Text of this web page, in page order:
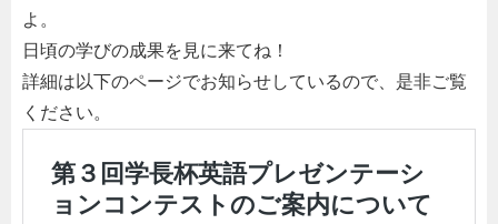
よ。
日頃の学びの成果を見に来てね！
詳細は以下のページでお知らせしているので、是非ご覧
ください。